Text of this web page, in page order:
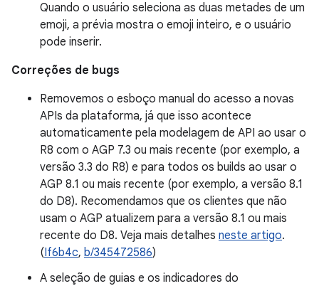
Quando o usuário seleciona as duas metades de um
emoji, a prévia mostra o emoji inteiro, e o usuário
pode inserir.
Correções de bugs
Removemos o esboço manual do acesso a novas
APIs da plataforma, já que isso acontece
automaticamente pela modelagem de API ao usar o
R8 com o AGP 7.3 ou mais recente (por exemplo, a
versão 3.3 do R8) e para todos os builds ao usar o
AGP 8.1 ou mais recente (por exemplo, a versão 8.1
do D8). Recomendamos que os clientes que não
usam o AGP atualizem para a versão 8.1 ou mais
recente do D8. Veja mais detalhes neste artigo.
(If6b4c, b/345472586)
A seleção de guias e os indicadores do